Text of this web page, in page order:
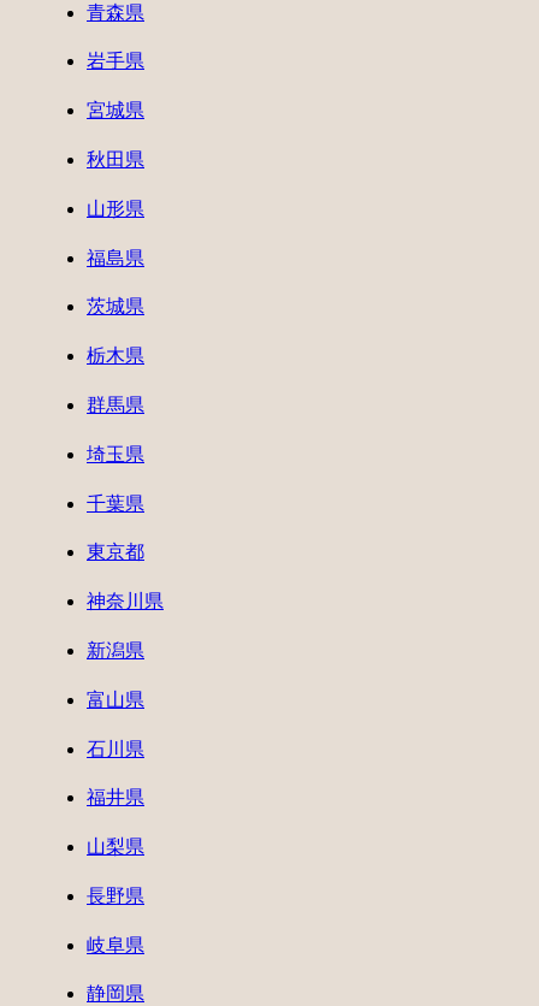
青森県
岩手県
宮城県
秋田県
山形県
福島県
茨城県
栃木県
群馬県
埼玉県
千葉県
東京都
神奈川県
新潟県
富山県
石川県
福井県
山梨県
長野県
岐阜県
静岡県